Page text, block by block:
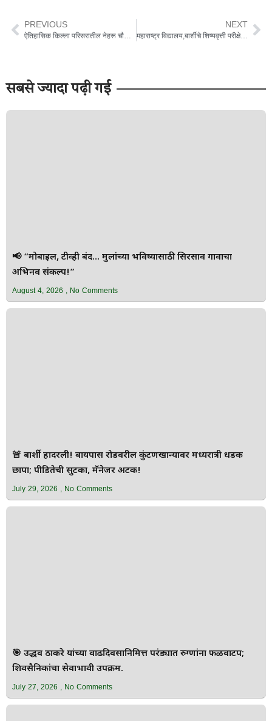
PREVIOUS NEXT
महाराष्ट्र विद्यालय,बार्शीचे शिष्यवृत्ती परीक्षेत उज्ज्वल यश.
सबसे ज्यादा पढ़ी गई
📢 “मोबाईल, टीव्ही बंद… मुलांच्या भविष्यासाठी सिरसाव गावाचा
अभिनव संकल्प!”
August 4, 2026 No Comments
🚨 बार्शी हादरली! बायपास रोडवरील कुंटणखान्यावर मध्यरात्री धडक
छापा; पीडितेची सुटका, मॅनेजर अटक!
July 29, 2026 No Comments
🎯 उद्धव ठाकरे यांच्या वाढदिवसानिमित्त परंड्यात रुग्णांना फळवाटप;
शिवसैनिकांचा सेवाभावी उपक्रम.
July 27, 2026 No Comments